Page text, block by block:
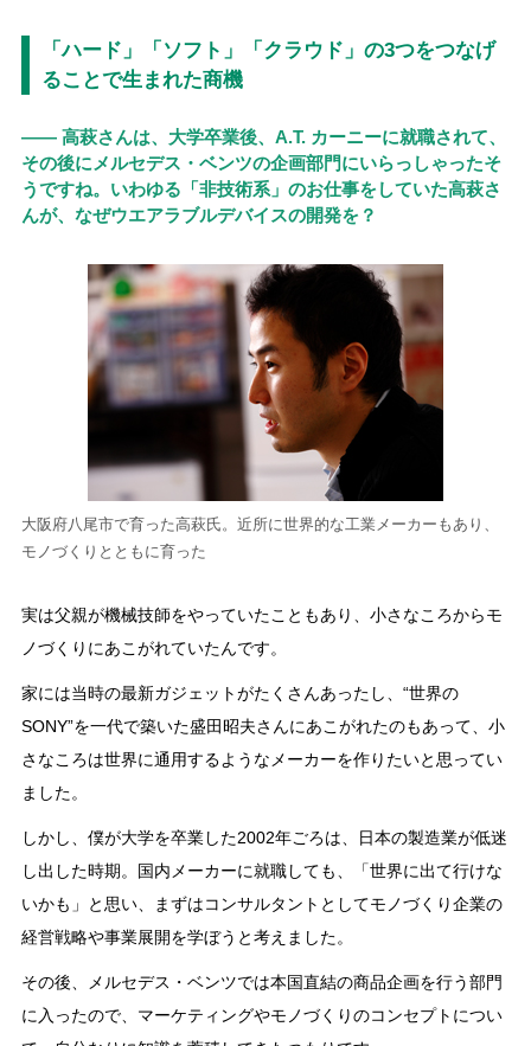
「ハード」「ソフト」「クラウド」の3つをつなげ
ることで生まれた商機
―― 高萩さんは、大学卒業後、A.T. カーニーに就職されて、
その後にメルセデス・ベンツの企画部門にいらっしゃったそ
うですね。いわゆる「非技術系」のお仕事をしていた高萩さ
んが、なぜウエアラブルデバイスの開発を？
大阪府八尾市で育った高萩氏。近所に世界的な工業メーカーもあり、
モノづくりとともに育った
実は父親が機械技師をやっていたこともあり、小さなころからモ
ノづくりにあこがれていたんです。
家には当時の最新ガジェットがたくさんあったし、“世界の
SONY”を一代で築いた盛田昭夫さんにあこがれたのもあって、小
さなころは世界に通用するようなメーカーを作りたいと思ってい
ました。
しかし、僕が大学を卒業した2002年ごろは、日本の製造業が低迷
し出した時期。国内メーカーに就職しても、「世界に出て行けな
いかも」と思い、まずはコンサルタントとしてモノづくり企業の
経営戦略や事業展開を学ぼうと考えました。
その後、メルセデス・ベンツでは本国直結の商品企画を行う部門
に入ったので、マーケティングやモノづくりのコンセプトについ